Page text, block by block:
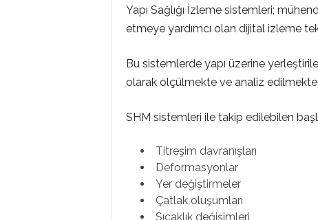
L
A
Yapı Sağlığı İzleme sistemleri;
etmeye yardımcı olan dijital izleme
Bu sistemlerde yapı üzerine
olarak ölçülmekte ve analiz
SHM sistemleri ile takip edilebilen
Titreşim davranışları
Deformasyonlar
Yer değiştirmeler
Çatlak oluşumları
Sıcaklık değişimleri